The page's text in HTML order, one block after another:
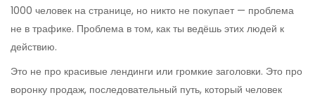
1000 человек на странице, но никто не покупает — проблема
не в трафике. Проблема в том, как ты ведёшь этих людей к
действию.
Это не про красивые лендинги или громкие заголовки. Это про
воронку продаж, последовательный путь, который человек